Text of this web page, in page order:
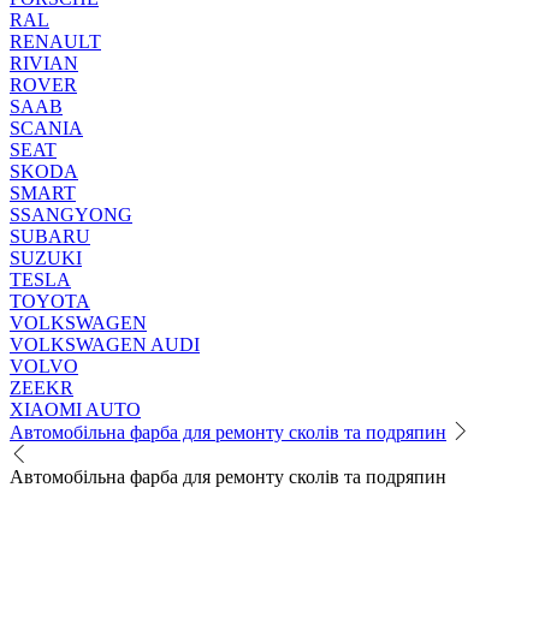
RAL
RENAULT
RIVIAN
ROVER
SAAB
SCANIA
SEAT
SKODA
SMART
SSANGYONG
SUBARU
SUZUKI
TESLA
TOYOTA
VOLKSWAGEN
VOLKSWAGEN AUDI
VOLVO
ZEEKR
XIAOMI AUTO
Автомобільна фарба для ремонту сколів та подряпин
Автомобільна фарба для ремонту сколів та подряпин